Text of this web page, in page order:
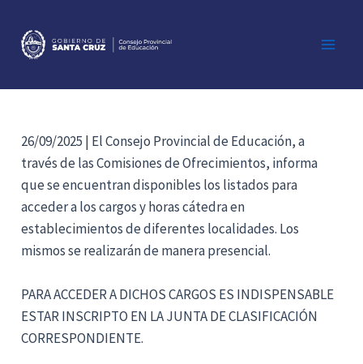
contenido
26/09/2025 | El Consejo Provincial de Educación, a
través de las Comisiones de Ofrecimientos, informa
que se encuentran disponibles los listados para
acceder a los cargos y horas cátedra en
establecimientos de diferentes localidades. Los
mismos se realizarán de manera presencial.
PARA ACCEDER A DICHOS CARGOS ES INDISPENSABLE
ESTAR INSCRIPTO EN LA JUNTA DE CLASIFICACIÓN
CORRESPONDIENTE.